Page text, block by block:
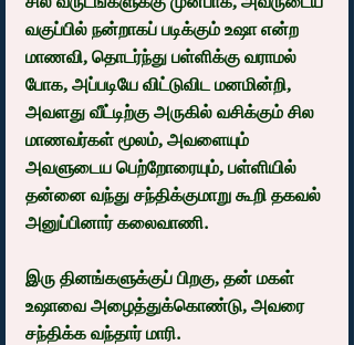
வகுப்பில் நன்றாகப் படிக்கும் உஷா என்ற
மாணவி, தொடர்ந்து பள்ளிக்கு வராமல்
போக, அப்படியே விட்டுவிட மனமின்றி,
அவளது வீட்டிற்கு அருகில் வசிக்கும் சில
மாணவர்கள் மூலம், அவளையும்
அவளுடைய பெற்றோரையும், பள்ளியில்
தன்னை வந்து சந்திக்குமாறு கூறி தகவல்
அனுப்பினார் கலைவாணி.
இரு தினங்களுக்குப் பிறகு, தன் மகள்
உஷாவை அழைத்துக்கொண்டு, அவரை
சந்திக்க வந்தார் மாரி.